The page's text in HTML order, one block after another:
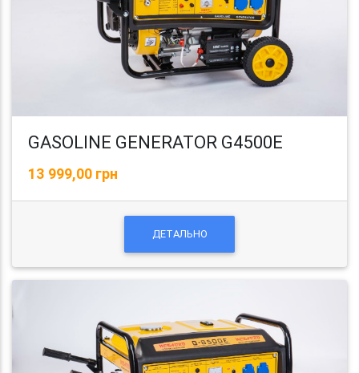
GASOLINE GENERATOR G4500E
13 999,00 грн
ДЕТАЛЬНО